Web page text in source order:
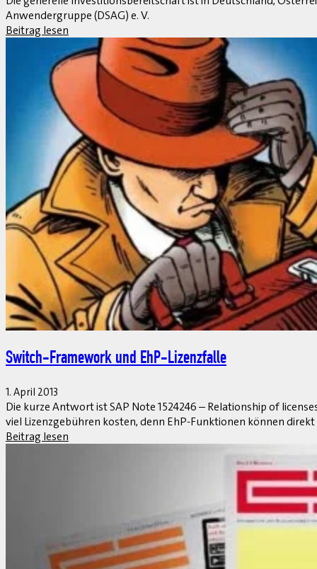
Rückblick CeBIT 2013 – Was (vielleicht) übrig bleibt
1. April 2013
Jedes Jahr wieder und dennoch jedes Mal anders. Der Sinn
Standhaftes von Allfälligem zu trennen, soll dennoch
Beitrag lesen
Die IT-Branche befindet sich in einem
auf mobilen Endgeräten, Apps, Cloud Services, mobilem